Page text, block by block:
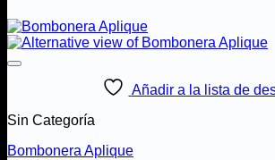
Añadir a la lista de
Sin Categoría
Bombonera Aplique